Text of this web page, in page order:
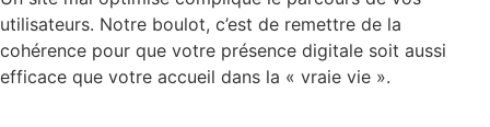
utilisateurs. Notre boulot, c’est de remettre de la
cohérence pour que votre présence digitale soit aussi
efficace que votre accueil dans la « vraie vie ».